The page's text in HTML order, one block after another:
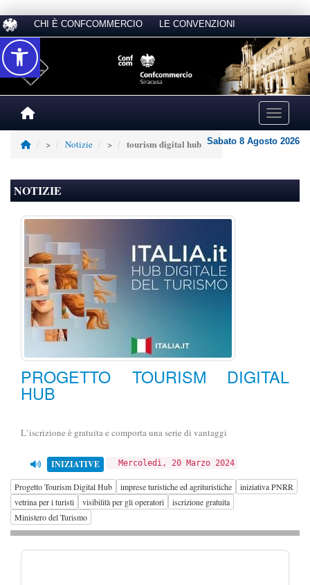
CHI È CONFCOMMERCIO LE CONVENZIONI
Toggle
> Notizie > tourism digital hub Sabato 8 Agosto 2026
NOTIZIE
PROGETTO TOURISM DIGITAL
HUB
L`iscrizione è gratuita e comporta una serie di vantaggi
INIZIATIVE Mercoledì, 20 Marzo 2024
Progetto Tourism Digital Hub imprese turistiche ed agrituristiche
iniziativa PNRR
vetrina per i turisti
visibilità per gli operatori
iscrizione gratuita
Ministero del Turismo
Accessibilità